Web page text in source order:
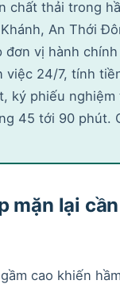
chất thải trong
An Thới
vị hành
việc 24/7, tính
ký phiếu
45 tới 90 phút.
mặn lại
cao khiến